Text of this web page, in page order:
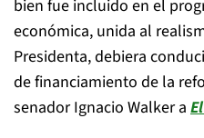
bien fue incluido en el
económica, unida al
Presidenta, debiera
de financiamiento de la
senador Ignacio Walker a